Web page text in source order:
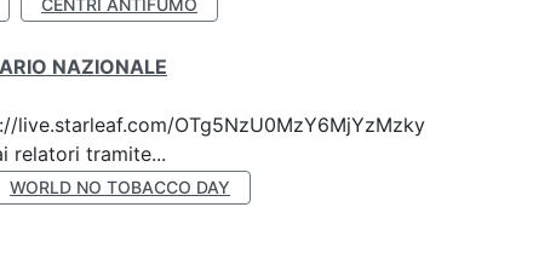
CENTRI ANTIFUMO
NAZIONALE
live.starleaf.com/OTg5NzU0MzY6MjYzMzky
relatori tramite...
WORLD NO TOBACCO DAY